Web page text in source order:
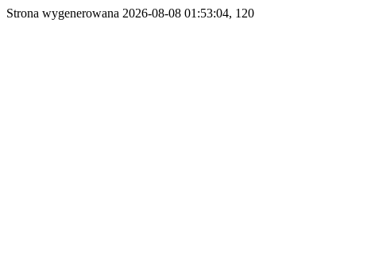
Strona wygenerowana 2026-08-08 01:53:04, 120